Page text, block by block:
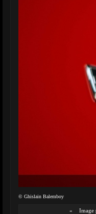
© Ghislain Balemboy
« Image